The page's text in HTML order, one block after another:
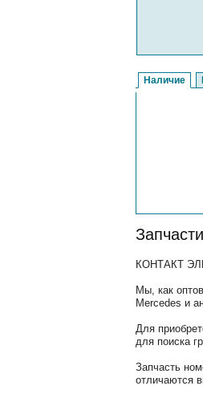
Наличие
КОНТАКТ
Мы, как
Mercedes и
Для
для поиска
Запчасть
отличаются